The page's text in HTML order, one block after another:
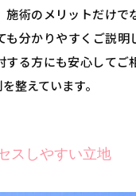
施術のメリットだけで
も分かりやすくご説明
する方にも安心してご
整えています。
スしやすい立地